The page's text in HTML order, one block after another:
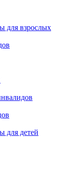
для взрослых
для детей